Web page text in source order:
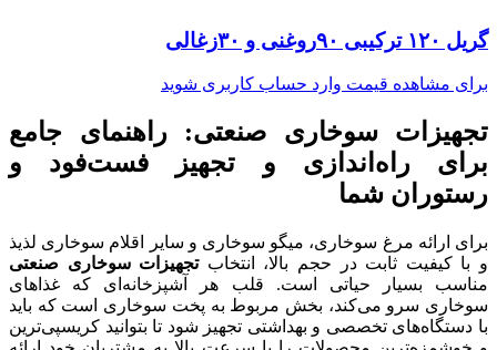
گریل ۱۲۰ ترکیبی ۹۰روغنی و ۳۰زغالی
برای مشاهده قیمت وارد حساب کاربری شوید
تجهیزات سوخاری صنعتی: راهنمای جامع
برای راه‌اندازی و تجهیز فست‌فود و
رستوران شما
برای ارائه مرغ سوخاری، میگو سوخاری و سایر اقلام سوخاری لذیذ
و با کیفیت ثابت در حجم بالا، انتخابتجهیزات سوخاری صنعتی
مناسب بسیار حیاتی است. قلب هر آشپزخانه‌ای که غذاهای
سوخاری سرو می‌کند، بخش مربوط به پخت سوخاری است که باید
با دستگاه‌های تخصصی و بهداشتی تجهیز شود تا بتوانید کریسپی‌ترین